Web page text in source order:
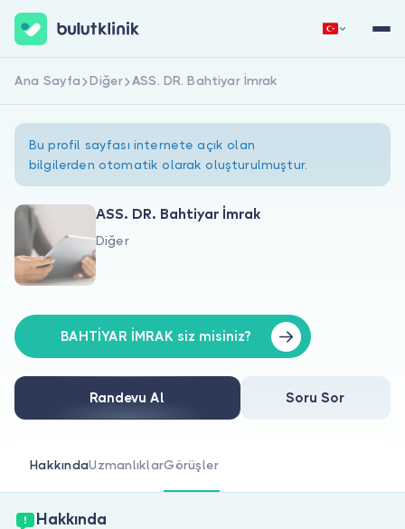
Hakkımızda
Doktorlar için
Doktor musunuz?
Hemen Kaydol Giriş Yap
Ana Sayfa Diğer ASS. DR. Bahtiyar İmrak
Bu profil sayfası internete açık olan
bilgilerden otomatik olarak oluşturulmuştur.
ASS. DR. Bahtiyar İmrak
Diğer
BAHTİYAR İMRAK siz misiniz?
Randevu Al Soru Sor
HakkındaUzmanlıklarGörüşler
Hakkında